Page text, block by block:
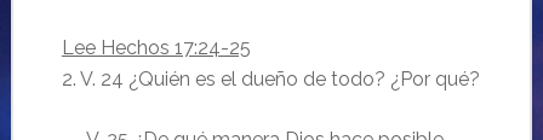
Lee Hechos 17:24-25
2. V. 24 ¿Quién es el dueño de todo? ¿Por qué?